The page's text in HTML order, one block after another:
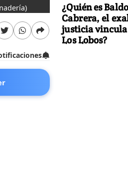
¿Quién es
Cabrera, el
justicia vincula
Los Lobos?